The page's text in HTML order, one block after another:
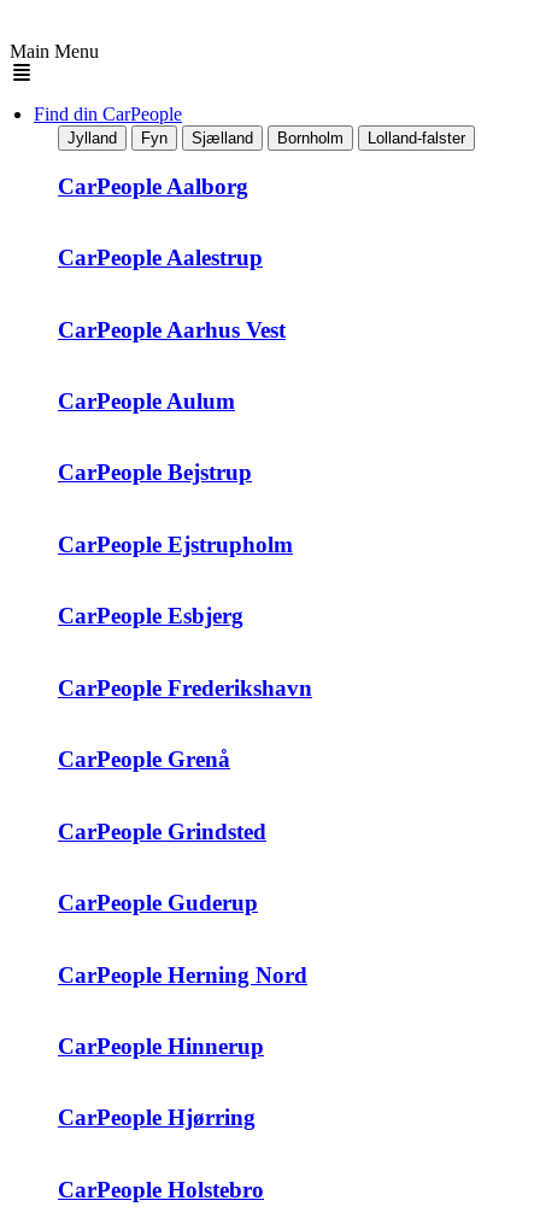
Main Menu
Find din CarPeople
Jylland Fyn Sjælland Bornholm Lolland-falster
CarPeople Aalborg
CarPeople Aalestrup
CarPeople Aarhus Vest
CarPeople Aulum
CarPeople Bejstrup
CarPeople Ejstrupholm
CarPeople Esbjerg
CarPeople Frederikshavn
CarPeople Grenå
CarPeople Grindsted
CarPeople Guderup
CarPeople Herning Nord
CarPeople Hinnerup
CarPeople Hjørring
CarPeople Holstebro